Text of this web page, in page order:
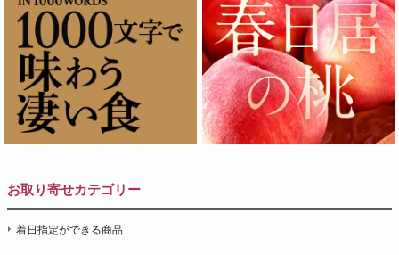
お取り寄せカテゴリー
着日指定ができる商品